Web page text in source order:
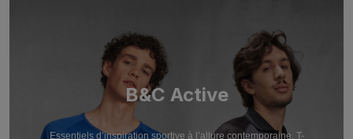
B&C Active
Essentiels d’inspiration sportive à l’allure contemporaine. T-